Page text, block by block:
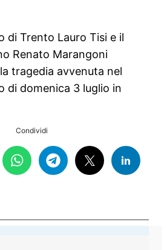
di Trento Lauro Tisi e il
Renato Marangoni
tragedia avvenuta nel
di domenica 3 luglio in
Condividi